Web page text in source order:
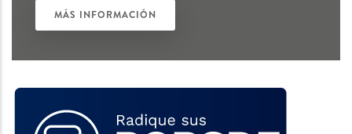
MÁS INFORMACIÓN